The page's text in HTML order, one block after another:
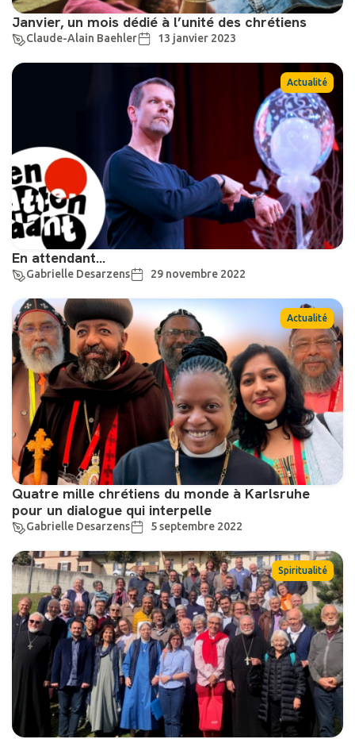
Janvier, un mois dédié à l’unité des chrétiens
Claude-Alain Baehler 13 janvier 2023
Actualité
En attendant…
Gabrielle Desarzens 29 novembre 2022
Actualité
Quatre mille chrétiens du monde à Karlsruhe
pour un dialogue qui interpelle
Gabrielle Desarzens 5 septembre 2022
Spiritualité